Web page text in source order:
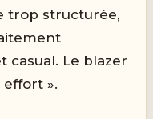
trop structurée,
casual. Le blazer
».